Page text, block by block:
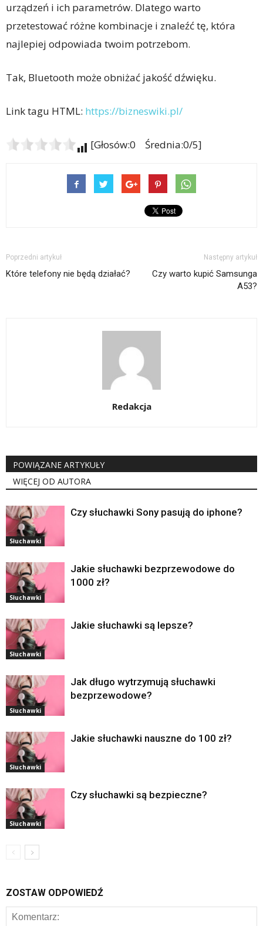
urządzeń i ich parametrów. Dlatego warto
przetestować różne kombinacje i znaleźć tę, która
najlepiej odpowiada twoim potrzebom.
Tak, Bluetooth może obniżać jakość dźwięku.
Link tagu HTML: https://bizneswiki.pl/
[Głosów:0 Średnia:0/5]
Poprzedni artykuł
Które telefony nie będą działać?
Następny artykuł
Czy warto kupić Samsunga
A53?
Redakcja
POWIĄZANE ARTYKUŁY
WIĘCEJ OD AUTORA
Słuchawki
Czy słuchawki Sony pasują do iphone?
Słuchawki
Jakie słuchawki bezprzewodowe do
1000 zł?
Słuchawki
Jakie słuchawki są lepsze?
Słuchawki
Jak długo wytrzymują słuchawki
bezprzewodowe?
Słuchawki
Jakie słuchawki nauszne do 100 zł?
Słuchawki
Czy słuchawki są bezpieczne?
ZOSTAW ODPOWIEDŹ